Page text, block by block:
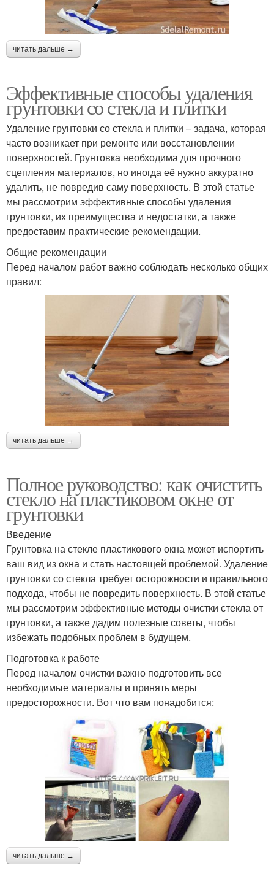
читать дальше →
Эффективные способы удаления
грунтовки со стекла и плитки
Удаление грунтовки со стекла и плитки – задача, которая
часто возникает при ремонте или восстановлении
поверхностей. Грунтовка необходима для прочного
сцепления материалов, но иногда её нужно аккуратно
удалить, не повредив саму поверхность. В этой статье
мы рассмотрим эффективные способы удаления
грунтовки, их преимущества и недостатки, а также
предоставим практические рекомендации.
Общие рекомендации
Перед началом работ важно соблюдать несколько общих
правил:
читать дальше →
Полное руководство: как очистить
стекло на пластиковом окне от
грунтовки
Введение
Грунтовка на стекле пластикового окна может испортить
ваш вид из окна и стать настоящей проблемой. Удаление
грунтовки со стекла требует осторожности и правильного
подхода, чтобы не повредить поверхность. В этой статье
мы рассмотрим эффективные методы очистки стекла от
грунтовки, а также дадим полезные советы, чтобы
избежать подобных проблем в будущем.
Подготовка к работе
Перед началом очистки важно подготовить все
необходимые материалы и принять меры
предосторожности. Вот что вам понадобится:
читать дальше →